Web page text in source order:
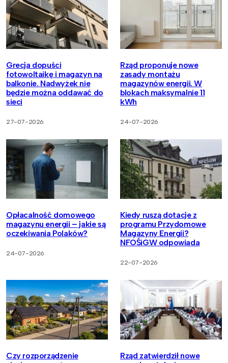
Grecja dopuści
fotowoltaikę i magazyn na
balkonie. Nadwyżek nie
będzie można oddawać do
sieci
27-07-2026
Rząd proponuje nowe
zasady montażu
magazynów energii. W
blokach maksymalnie 11
kWh
24-07-2026
Opłacalność domowego
magazynu energii – jakie są
oczekiwania Polaków?
24-07-2026
Kiedy ruszą dotacje z
programu Przydomowe
Magazyny Energii?
NFOŚiGW odpowiada
22-07-2026
Czy rozporządzenie
Rząd zatwierdził nowe